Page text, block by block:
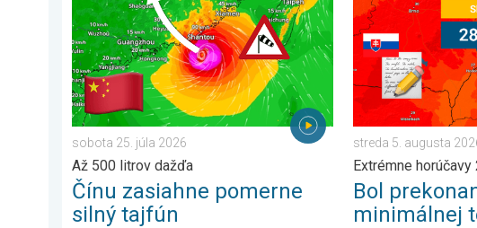
sobota 25. júla 2026
Až 500 litrov dažďa
Čínu zasiahne pomerne
silný tajfún
streda 5. augusta
Extrémne horúčavy
Bol
minimálnej